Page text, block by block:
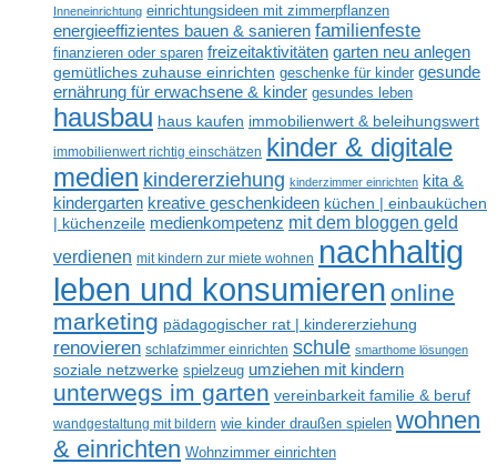
Inneneinrichtung einrichtungsideen mit zimmerpflanzen
energieeffizientes bauen & sanieren familienfeste
finanzieren oder sparen freizeitaktivitäten garten neu anlegen
gemütliches zuhause einrichten geschenke für kinder gesunde
ernährung für erwachsene & kinder gesundes leben
hausbau haus kaufen immobilienwert & beleihungswert
immobilienwert richtig einschätzen kinder & digitale
medien kindererziehung kinderzimmer einrichten kita &
kindergarten kreative geschenkideen küchen | einbauküchen
| küchenzeile medienkompetenz mit dem bloggen geld
verdienen mit kindern zur miete wohnen nachhaltig
leben und konsumieren online
marketing pädagogischer rat | kindererziehung
renovieren schlafzimmer einrichten schule smarthome lösungen
soziale netzwerke spielzeug umziehen mit kindern
unterwegs im garten vereinbarkeit familie & beruf
wandgestaltung mit bildern wie kinder draußen spielen wohnen
& einrichten Wohnzimmer einrichten